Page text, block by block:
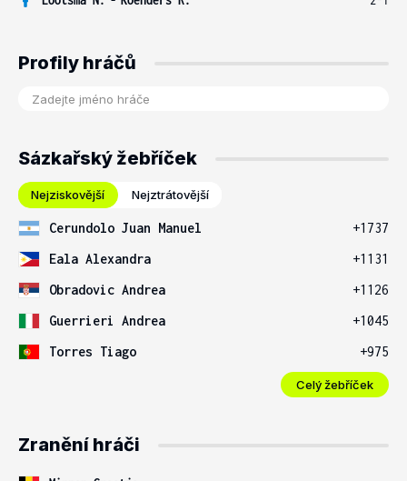
Profily hráčů
Sázkařský žebříček
Nejziskovější Nejztrátovější
Cerundolo Juan Manuel
+1737
Eala Alexandra
+1131
Obradovic Andrea
+1126
Guerrieri Andrea
+1045
Torres Tiago
+975
Celý žebříček
Zranění hráči